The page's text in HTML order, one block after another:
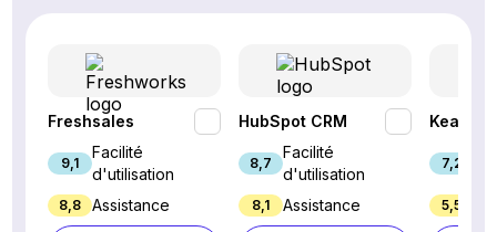
Freshsales
9,1
Facilité
d'utilisation
8,8 Assistance
HubSpot CRM
8,7
Facilité
d'utilisation
8,1 Assistance
Keap
7,2
5,5